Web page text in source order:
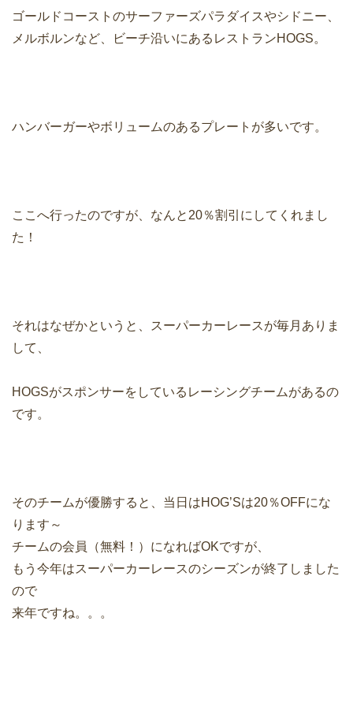
ゴールドコーストのサーファーズパラダイスやシドニー、
メルボルンなど、ビーチ沿いにあるレストランHOGS。
ハンバーガーやボリュームのあるプレートが多いです。
ここへ行ったのですが、なんと20％割引にしてくれまし
た！
それはなぜかというと、スーパーカーレースが毎月ありま
して、
HOGSがスポンサーをしているレーシングチームがあるの
です。
そのチームが優勝すると、当日はHOG’Sは20％OFFにな
ります～
チームの会員（無料！）になればOKですが、
もう今年はスーパーカーレースのシーズンが終了しました
ので
来年ですね。。。